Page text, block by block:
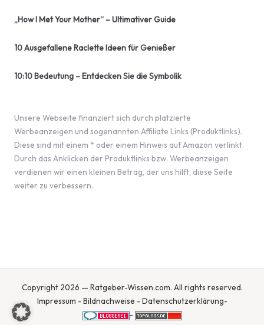
„How I Met Your Mother“ – Ultimativer Guide
10 Ausgefallene Raclette Ideen für Genießer
10:10 Bedeutung – Entdecken Sie die Symbolik
Unsere Webseite finanziert sich durch platzierte
Werbeanzeigen und sogenannten Affiliate Links (Produktlinks).
Diese sind mit einem * oder einem Hinweis auf Amazon verlinkt.
Durch das Anklicken der Produktlinks bzw. Werbeanzeigen
verdienen wir einen kleinen Betrag, der uns hilft, diese Seite
weiter zu verbessern.
Copyright 2026 — Ratgeber-Wissen.com. All rights reserved.
Impressum - Bildnachweise - Datenschutzerklärung-
-